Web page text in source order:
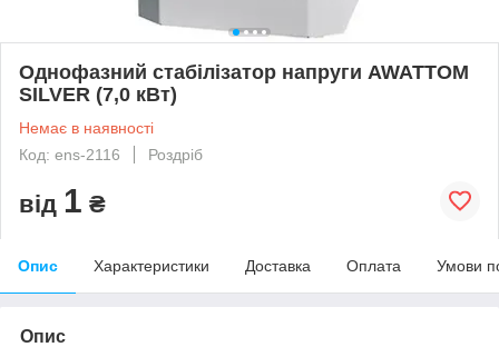
Однофазний стабілізатор напруги AWATTOM
SILVER (7,0 кВт)
Немає в наявності
Код: ens-2116
Роздріб
від 1 ₴
Опис Характеристики Доставка Оплата Умови
Опис